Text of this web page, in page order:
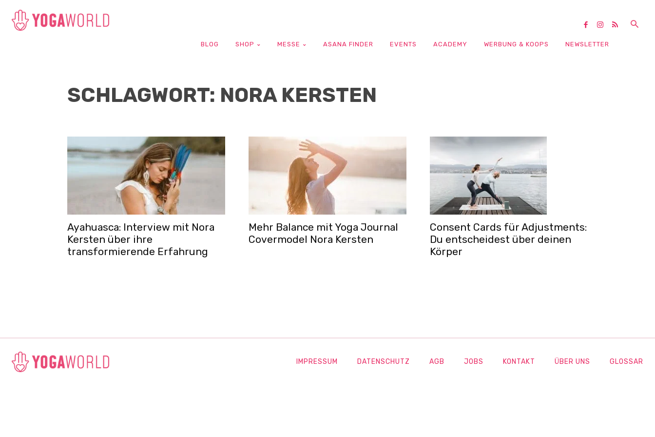
BLOG SHOP MESSE ASANA FINDER EVENTS ACADEMY WERBUNG & KOOPS NEWSLETTER
SCHLAGWORT: NORA KERSTEN
Ayahuasca: Interview mit Nora
Kersten über ihre
transformierende Erfahrung
Mehr Balance mit Yoga Journal
Covermodel Nora Kersten
Consent Cards für Adjustments:
Du entscheidest über deinen
Körper
IMPRESSUM DATENSCHUTZ AGB JOBS KONTAKT ÜBER UNS GLOSSAR